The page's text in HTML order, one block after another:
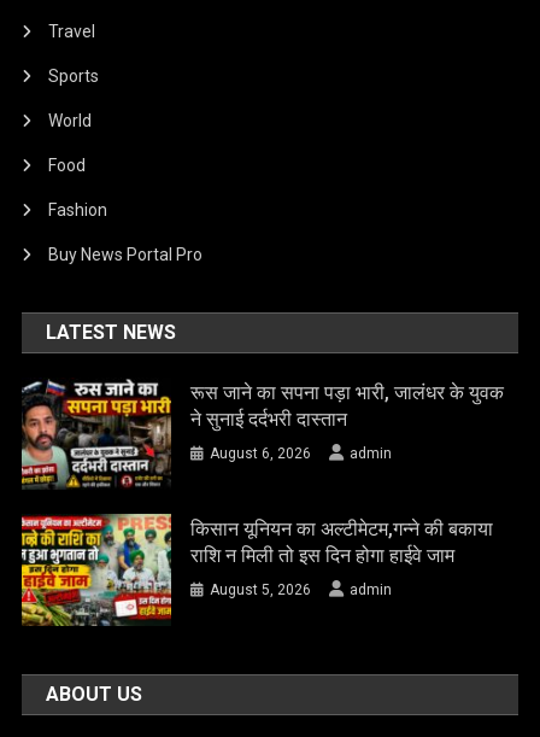
Travel
Sports
World
Food
Fashion
Buy News Portal Pro
LATEST NEWS
रूस जाने का सपना पड़ा भारी, जालंधर के युवक
ने सुनाई दर्दभरी दास्तान
August 6, 2026 admin
किसान यूनियन का अल्टीमेटम,गन्ने की बकाया
राशि न मिली तो इस दिन होगा हाईवे जाम
August 5, 2026 admin
ABOUT US